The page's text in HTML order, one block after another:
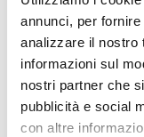
annunci, per
analizzare il nostro
informazioni sul
nostri partner che
pubblicità e social
con altre
Enogastronomica
→Hotel Bucaneve
→Hotel Capriolo
→Hotel K2